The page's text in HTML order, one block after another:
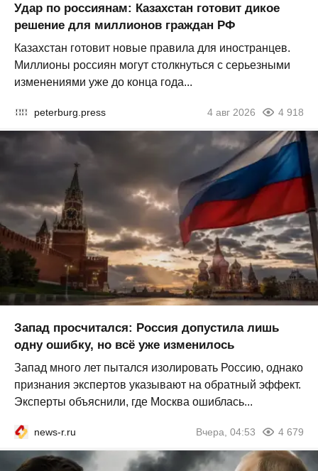
Удар по россиянам: Казахстан готовит дикое
решение для миллионов граждан РФ
Казахстан готовит новые правила для иностранцев.
Миллионы россиян могут столкнуться с серьезными
изменениями уже до конца года...
peterburg.press 4 авг 2026 4 918
Запад просчитался: Россия допустила лишь
одну ошибку, но всё уже изменилось
Запад много лет пытался изолировать Россию, однако
признания экспертов указывают на обратный эффект.
Эксперты объяснили, где Москва ошиблась...
news-r.ru Вчера, 04:53 4 679